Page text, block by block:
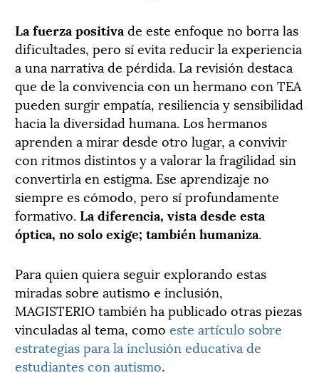
La fuerza positiva de este enfoque no borra las
dificultades, pero sí evita reducir la experiencia
a una narrativa de pérdida. La revisión destaca
que de la convivencia con un hermano con TEA
pueden surgir empatía, resiliencia y sensibilidad
hacia la diversidad humana. Los hermanos
aprenden a mirar desde otro lugar, a convivir
con ritmos distintos y a valorar la fragilidad sin
convertirla en estigma. Ese aprendizaje no
siempre es cómodo, pero sí profundamente
formativo.La diferencia, vista desde esta
óptica, no solo exige; también humaniza.
Para quien quiera seguir explorando estas
miradas sobre autismo e inclusión,
MAGISTERIO también ha publicado otras piezas
vinculadas al tema, como este artículo sobre
estrategias para la inclusión educativa de
estudiantes con autismo.